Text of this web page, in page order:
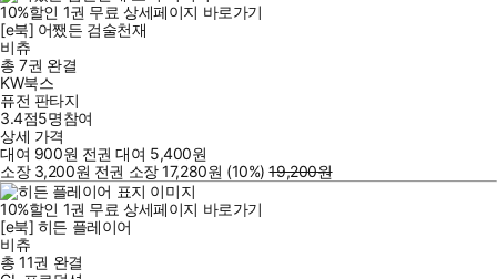
10%할인 1권 무료 상세페이지 바로가기
[e북] 어쨌든 검술천재
비츄
총 7권 완결
KW북스
퓨전 판타지
3.4점5명참여
상세 가격
대여 900원 전권 대여 5,400원
소장 3,200원 전권 소장17,280원 (10%) 19,200원
10%할인 1권 무료 상세페이지 바로가기
[e북] 히든 플레이어
비츄
총 11권 완결